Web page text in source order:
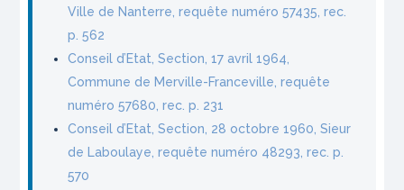
Ville de Nanterre, requête numéro 57435, rec.
p. 562
Conseil d’Etat, Section, 17 avril 1964,
Commune de Merville-Franceville, requête
numéro 57680, rec. p. 231
Conseil d’Etat, Section, 28 octobre 1960, Sieur
de Laboulaye, requête numéro 48293, rec. p.
570